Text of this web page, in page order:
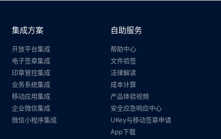
集成方案
开放平台集成
电子签章集成
印章管控集成
业务系统集成
移动应用集成
企业微信集成
微信小程序集成
自助服务
帮助中心
文件验签
法律解读
成本计算
产品体验视频
安全应急响应中心
UKey与移动签章申请
App下载